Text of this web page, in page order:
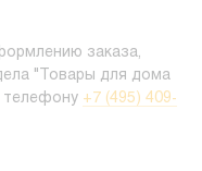
заказа,
"Товары для дома
телефону +7 (495) 409-